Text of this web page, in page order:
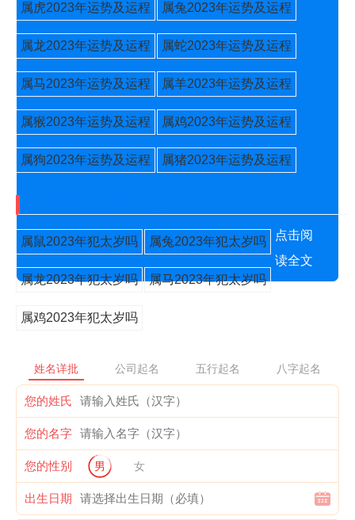
属虎2023年运势及运程 属兔2023年运势及运程
属龙2023年运势及运程 属蛇2023年运势及运程
属马2023年运势及运程 属羊2023年运势及运程
属猴2023年运势及运程 属鸡2023年运势及运程
属狗2023年运势及运程 属猪2023年运势及运程
属鼠2023年犯太岁吗 属兔2023年犯太岁吗
属龙2023年犯太岁吗 属马2023年犯太岁吗
属鸡2023年犯太岁吗
点击阅
读全文
姓名详批 公司起名 五行起名 八字起名
您的姓氏
您的名字
您的性别 男 女
出生日期